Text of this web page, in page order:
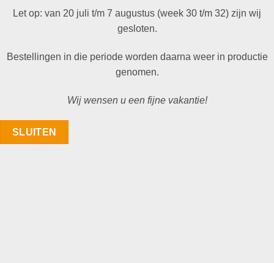
Let op: van 20 juli t/m 7 augustus (week 30 t/m 32) zijn wij
gesloten.
Bestellingen in die periode worden daarna weer in productie
genomen.
Wij wensen u een fijne vakantie!
SLUITEN